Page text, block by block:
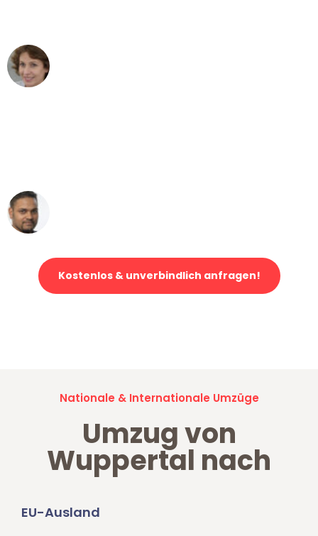
Kostenlos & unverbindlich anfragen!
Nationale & Internationale Umzüge
Umzug von
Wuppertal nach
EU-Ausland